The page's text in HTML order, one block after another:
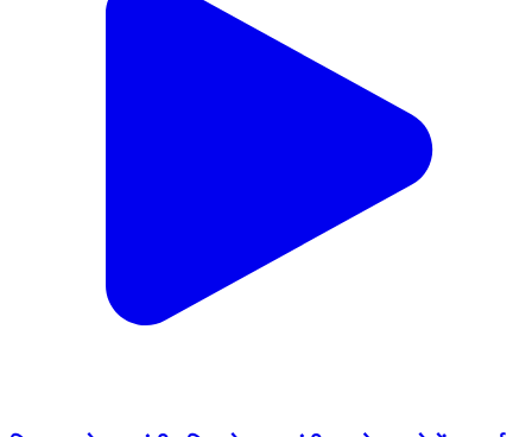
शिकायत लेकर पहुंची महिला ने लगाए गंभीर आरोप, थाने में सुनवाई